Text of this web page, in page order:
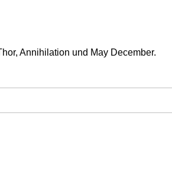
Annihilation und May December.